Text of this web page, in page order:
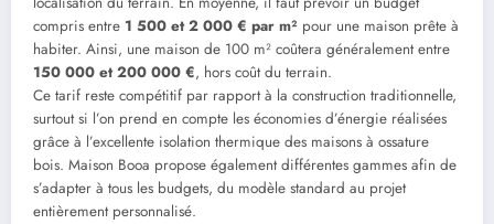
compris entre 1 500 et 2 000 € par m² pour une maison prête à
habiter. Ainsi, une maison de 100 m² coûtera généralement entre
150 000 et 200 000 €, hors coût du terrain.
Ce tarif reste compétitif par rapport à la construction traditionnelle,
surtout si l’on prend en compte les économies d’énergie réalisées
grâce à l’excellente isolation thermique des maisons à ossature
bois. Maison Booa propose également différentes gammes afin de
s’adapter à tous les budgets, du modèle standard au projet
entièrement personnalisé.